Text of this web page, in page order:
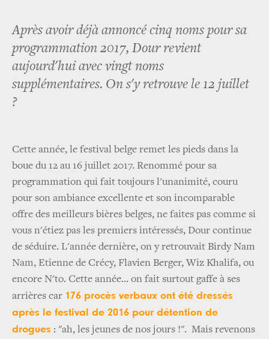
Après avoir déjà annoncé cinq noms pour sa
programmation 2017, Dour revient
aujourd'hui avec vingt noms
supplémentaires. On s'y retrouve le 12 juillet
?
Cette année, le festival belge remet les pieds dans la
boue du 12 au 16 juillet 2017. Renommé pour sa
programmation qui fait toujours l'unanimité, couru
pour son ambiance excellente et son incomparable
offre des meilleurs bières belges, ne faites pas comme si
vous n'étiez pas les premiers intéressés, Dour continue
de séduire. L'année dernière, on y retrouvait Birdy Nam
Nam, Etienne de Crécy, Flavien Berger, Wiz Khalifa, ou
encore N'to. Cette année... on fait surtout gaffe à ses
arrières car 176 procès verbaux ont été dressés
après le festival de 2016 pour détention de
drogues : "ah, les jeunes de nos jours !". Mais revenons